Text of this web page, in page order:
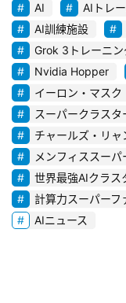
A
I
ツ
ー
ル
セ
ッ
ト
A
I
AI AIトレ
AI訓練施設
Grok 3トレーニン
Nvidia Hopper
イーロン・マスク
スーパークラスタ
チャールズ・リャ
メンフィススー
世界最強AIクラス
計算力スーパーフ
AIニュース